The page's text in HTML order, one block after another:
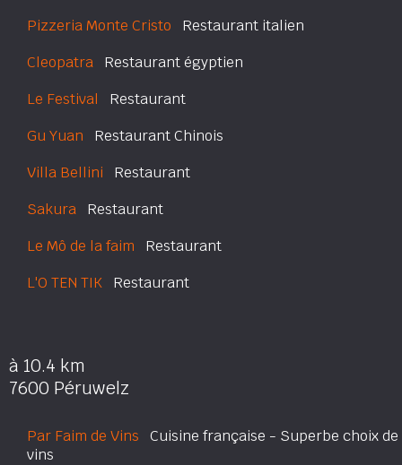
Pizzeria Monte Cristo Restaurant italien
Cleopatra Restaurant égyptien
Le Festival Restaurant
Gu Yuan Restaurant Chinois
Villa Bellini Restaurant
Sakura Restaurant
Le Mô de la faim Restaurant
L'O TEN TIK Restaurant
à 10.4 km
7600 Péruwelz
Par Faim de Vins Cuisine française - Superbe choix de
vins